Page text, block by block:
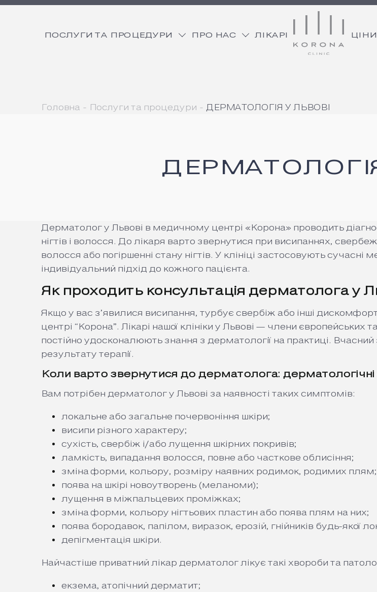
ПОСЛУГИ ТА ПРОЦЕДУРИ ПРО НАС ЛІКАРІ ЦІНИ
Головна Послуги та процедури ДЕРМАТОЛОГІЯ У ЛЬВОВІ
Дерматолог у Львові в медичному центрі «Корона» проводить
нігтів і волосся. До лікаря варто звернутися при висипаннях,
волосся або погіршенні стану нігтів. У клініці застосовують
індивідуальний підхід до кожного пацієнта.
Як проходить консультація дерматолога у
Якщо у вас з’явилися висипання, турбує свербіж або інші
центрі “Корона”. Лікарі нашої клініки у Львові — члени європейських
постійно удосконалюють знання з дерматології на практиці.
результату терапії.
Коли варто звернутися до дерматолога:
Вам потрібен дерматолог у Львові за наявності таких симптомів:
локальне або загальне почервоніння шкіри;
висипи різного характеру;
сухість, свербіж і/або лущення шкірних покривів;
ламкість, випадання волосся, повне або часткове облисіння;
зміна форми, кольору, розміру наявних родимок, родимих плям;
поява на шкірі новоутворень (меланоми);
лущення в міжпальцевих проміжках;
зміна форми, кольору нігтьових пластин або поява плям на них;
поява бородавок, папілом, виразок, ерозій, гнійників будь-якої
депігментація шкіри.
Найчастіше приватний лікар дерматолог лікує такі хвороби та
екзема, атопічний дерматит;